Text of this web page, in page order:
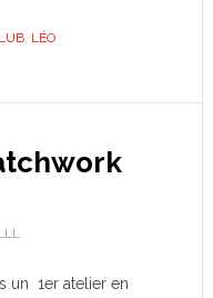
, LÉO
un 1er atelier en